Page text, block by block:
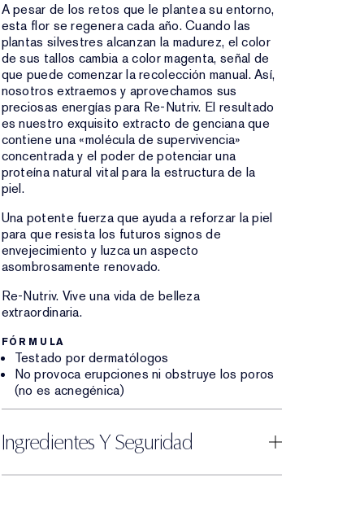
A pesar de los retos que le plantea su entorno,
esta flor se regenera cada año. Cuando las
plantas silvestres alcanzan la madurez, el color
de sus tallos cambia a color magenta, señal de
que puede comenzar la recolección manual. Así,
nosotros extraemos y aprovechamos sus
preciosas energías para Re-Nutriv. El resultado
es nuestro exquisito extracto de genciana que
contiene una «molécula de supervivencia»
concentrada y el poder de potenciar una
proteína natural vital para la estructura de la
piel.
Una potente fuerza que ayuda a reforzar la piel
para que resista los futuros signos de
envejecimiento y luzca un aspecto
asombrosamente renovado.
Re-Nutriv. Vive una vida de belleza
extraordinaria.
FÓRMULA
Testado por dermatólogos
No provoca erupciones ni obstruye los poros
(no es acnegénica)
Ingredientes Y Seguridad